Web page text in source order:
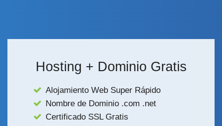
Hosting + Dominio Gratis
Alojamiento Web Super Rápido
Nombre de Dominio .com .net
Certificado SSL Gratis